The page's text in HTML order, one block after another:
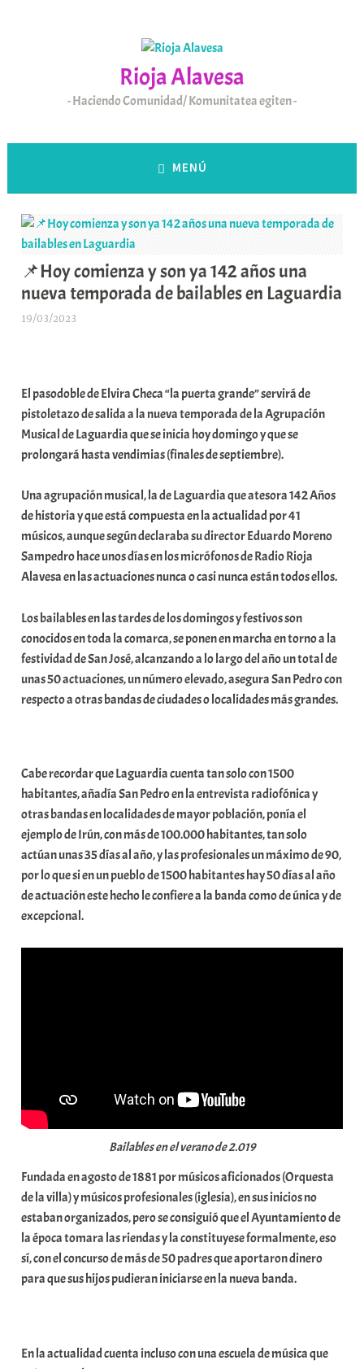
Rioja Alavesa
Haciendo Comunidad/ Komunitatea egiten
MENÚ
📌Hoy comienza y son ya 142 años una
nueva temporada de bailables en Laguardia
19/03/2023
a
r
E
r
i
o
x
a
K
m
u
n
i
t
a
El pasodoble de Elvira Checa “la puerta grande” servirá de
pistoletazo de salida a la nueva temporada de la Agrupación
Musical de Laguardia que se inicia hoy domingo y que se
prolongará hasta vendimias (finales de septiembre).
Una agrupación musical, la de Laguardia que atesora 142 Años
de historia y que está compuesta en la actualidad por 41
músicos, aunque según declaraba su director Eduardo Moreno
Sampedro hace unos días en los micrófonos de Radio Rioja
Alavesa en las actuaciones nunca o casi nunca están todos ellos.
Los bailables en las tardes de los domingos y festivos son
conocidos en toda la comarca, se ponen en marcha en torno a la
festividad de San José, alcanzando a lo largo del año un total de
unas 50 actuaciones, un número elevado, asegura San Pedro con
respecto a otras bandas de ciudades o localidades más grandes.
Cabe recordar que Laguardia cuenta tan solo con 1500
habitantes, añadía San Pedro en la entrevista radiofónica y
otras bandas en localidades de mayor población, ponía el
ejemplo de Irún, con más de 100.000 habitantes, tan solo
actúan unas 35 días al año, y las profesionales un máximo de 90,
por lo que si en un pueblo de 1500 habitantes hay 50 días al año
de actuación este hecho le confiere a la banda como de única y de
excepcional.
Bailables en el verano de 2.019
Fundada en agosto de 1881 por músicos aficionados (Orquesta
de la villa) y músicos profesionales (iglesia), en sus inicios no
estaban organizados, pero se consiguió que el Ayuntamiento de
la época tomara las riendas y la constituyese formalmente, eso
sí, con el concurso de más de 50 padres que aportaron dinero
para que sus hijos pudieran iniciarse en la nueva banda.
En la actualidad cuenta incluso con una escuela de música que